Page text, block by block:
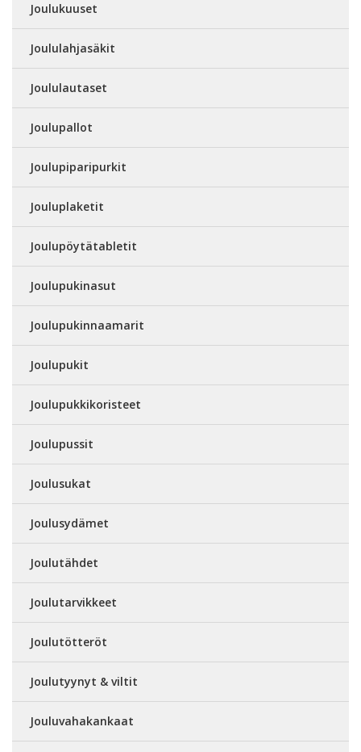
Joulukuuset
Joululahjasäkit
Joululautaset
Joulupallot
Joulupiparipurkit
Jouluplaketit
Joulupöytätabletit
Joulupukinasut
Joulupukinnaamarit
Joulupukit
Joulupukkikoristeet
Joulupussit
Joulusukat
Joulusydämet
Joulutähdet
Joulutarvikkeet
Joulutötteröt
Joulutyynyt & viltit
Jouluvahakankaat